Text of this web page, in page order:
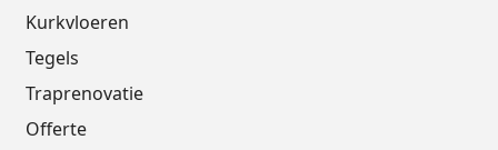
Kurkvloeren
Tegels
Traprenovatie
Offerte